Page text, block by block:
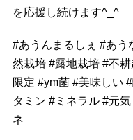
を応援し続けます^_^
#あうんまるしぇ #あう
然栽培 #露地栽培 #不
限定 #ym菌 #美味しい #
タミン # ミネラル #元気
ネ